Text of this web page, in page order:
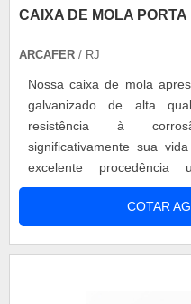
empresa ter escritório de
para atender todas as
CAIXA DE MOLA PORTA
ARCAFER / RJ
Nossa caixa de mola
galvanizado de alta
resistência à
significativamente sua
excelente procedência
produção assegura a
porta de aço,
confiabilidade para você e
COTAR